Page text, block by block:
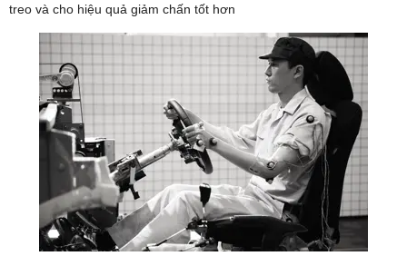
treo và cho hiệu quả giảm chấn tốt hơn